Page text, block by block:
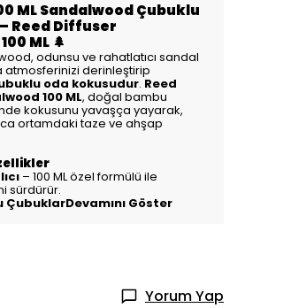
ML Sandalwood Çubuklu
Reed Diffuser
ML 🌲
odunsu ve rahatlatıcı sandal
atmosferinizi derinleştirip
oda kokusudur. Reed
100 ML, doğal bambu
kokusunu yavaşça yayarak,
ortamdaki taze ve ahşap
– 100 ML özel formülü ile
sürdürür.
ÇubuklarDevamını Göster
Yorum Yap